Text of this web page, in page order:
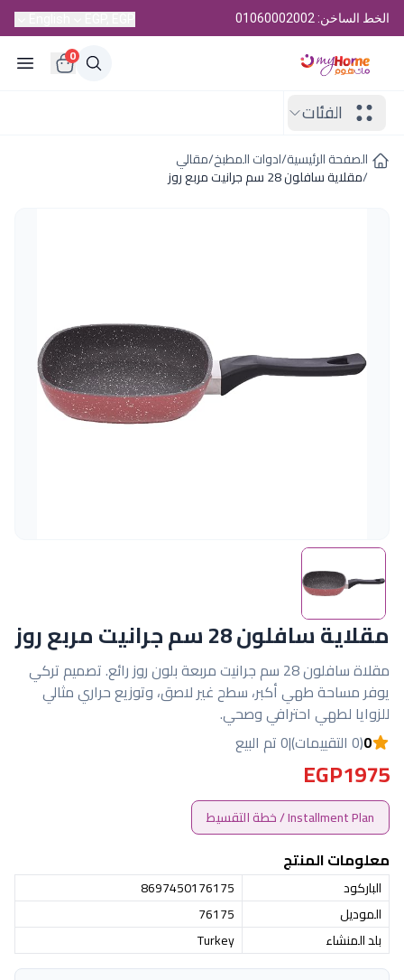
الخط الساخن: 01060002002
0
الفئات
الصفحة الرئيسية/ادوات المطبخ/مقالي
/مقلاية سافلون 28 سم جرانيت مربع روز
مقلاية سافلون 28 سم جرانيت مربع روز
مقلاة سافلون 28 سم جرانيت مربعة بلون روز رائع. تصميم تركي
يوفر مساحة طهي أكبر، سطح غير لاصق، وتوزيع حراري مثالي
للزوايا لطهي احترافي وصحي.
0(0 التقييمات) |0 تم البيع
EGP1975
Installment Plan / خطة التقسيط
معلومات المنتج
الباركود
8697450176175
الموديل
76175
بلد المنشاء
Turkey